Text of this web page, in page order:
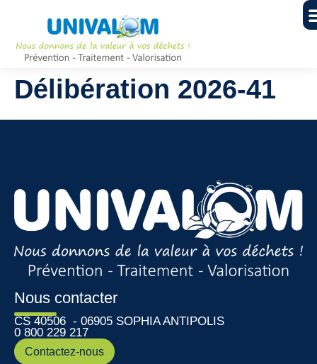
Délibération 2026-41
Nous contacter
CS 40506 - 06905 SOPHIA ANTIPOLIS
0 800 229 217
Contactez-nous